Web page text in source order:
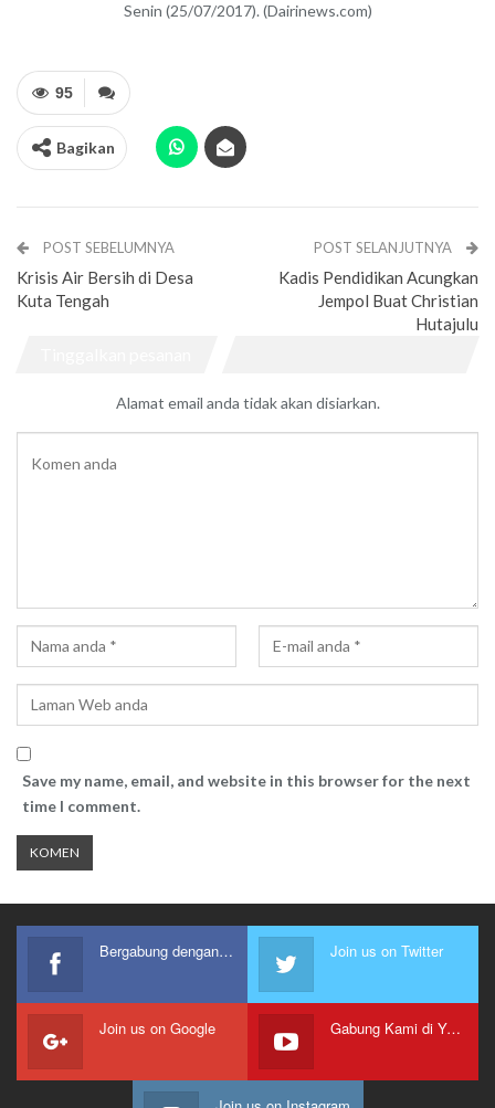
Senin (25/07/2017). (Dairinews.com)
95
Bagikan
POST SEBELUMNYA
Krisis Air Bersih di Desa
Kuta Tengah
POST SELANJUTNYA
Kadis Pendidikan Acungkan
Jempol Buat Christian
Hutajulu
Alamat email anda tidak akan disiarkan.
Save my name, email, and website in this browser for the next
time I comment.
Bergabung dengan kami Join us on Twitter
Join us on Google Gabung Kami di Youtube